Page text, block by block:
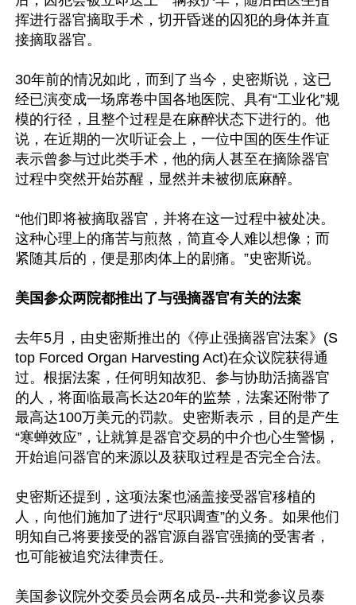
挥进行器官摘取手术，切开昏迷的囚犯的身体并直
接摘取器官。
30年前的情况如此，而到了当今，史密斯说，这已
经已演变成一场席卷中国各地医院、具有“工业化”规
模的行径，且整个过程是在麻醉状态下进行的。他
说，在近期的一次听证会上，一位中国的医生作证
表示曾参与过此类手术，他的病人甚至在摘除器官
过程中突然开始苏醒，显然并未被彻底麻醉。
“他们即将被摘取器官，并将在这一过程中被处决。
这种心理上的痛苦与煎熬，简直令人难以想像；而
紧随其后的，便是那肉体上的剧痛。”史密斯说。
美国参众两院都推出了与强摘器官有关的法案
去年5月，由史密斯推出的《停止强摘器官法案》(S
top Forced Organ Harvesting Act)在众议院获得通
过。根据法案，任何明知故犯、参与协助活摘器官
的人，将面临最高长达20年的监禁，法案还附带了
最高达100万美元的罚款。史密斯表示，目的是产生
“寒蝉效应”，让就算是器官交易的中介也心生警惕，
开始追问器官的来源以及获取过程是否完全合法。
史密斯还提到，这项法案也涵盖接受器官移植的
人，向他们施加了进行“尽职调查”的义务。如果他们
明知自己将要接受的器官源自器官强摘的受害者，
也可能被追究法律责任。
美国参议院外交委员会两名成员--共和党参议员泰